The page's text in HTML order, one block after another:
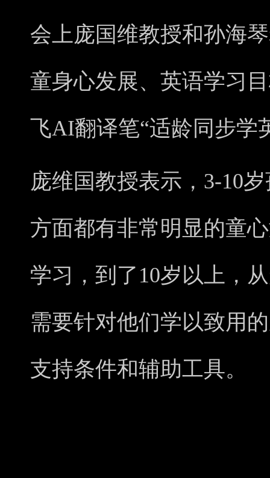
会上庞国维教授和孙海
童身心发展、英语学习
飞AI翻译笔“适龄同步学
庞维国教授表示，3-10
方面都有非常明显的童
学习，到了10岁以上，
需要针对他们学以致用
支持条件和辅助工具。